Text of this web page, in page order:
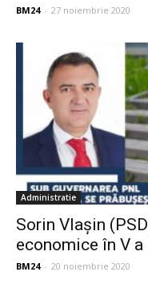
BM24 - 27 noiembrie 2020
Administratie
Sorin Vlașin
economice în V a
BM24 - 20 noiembrie 2020